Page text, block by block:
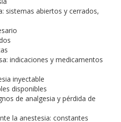
sistemas abiertos y cerrados,
indicaciones y medicamentos
inyectable
disponibles
de analgesia y pérdida de
la anestesia: constantes